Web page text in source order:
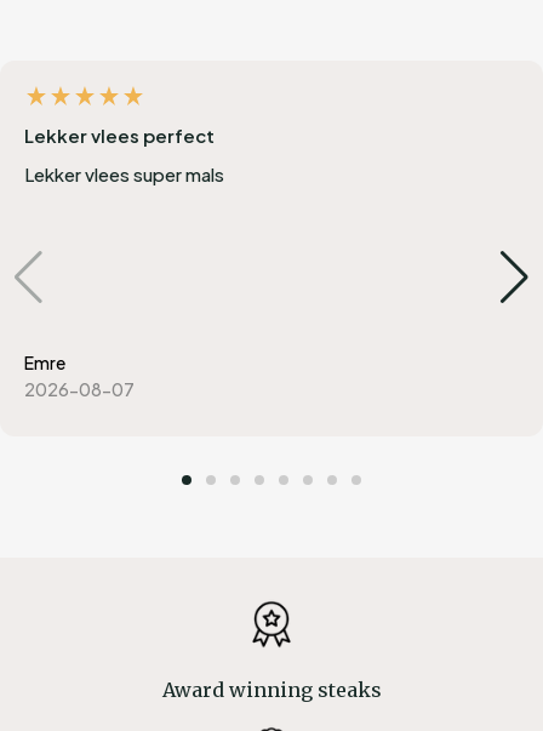
Onbegrijpelijk lekker
Wagyu a5 was abnormaal lekker
Emre
2026-08-07
Award winning steaks